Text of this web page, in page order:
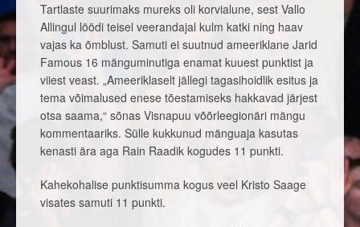
Tartlaste suurimaks mureks oli korvialune, sest Vallo
Allingul löödi teisel veerandajal kulm katki ning haav
vajas ka õmblust. Samuti ei suutnud ameeriklane Jarid
Famous 16 mänguminutiga enamat kuuest punktist ja
viiest veast. „Ameeriklaselt jällegi tagasihoidlik esitus ja
tema võimalused enese tõestamiseks hakkavad järjest
otsa saama,“ sõnas Visnapuu võõrleegionäri mängu
kommentaariks. Sülle kukkunud mänguaja kasutas
kenasti ära aga Rain Raadik kogudes 11 punkti.
Kahekohalise punktisumma kogus veel Kristo Saage
visates samuti 11 punkti.